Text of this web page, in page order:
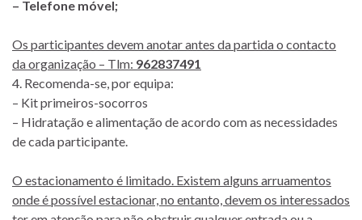
– Telefone móvel;
Os participantes devem anotar antes da partida o contacto
da organização – Tlm: 962837491
4. Recomenda-se, por equipa:
– Kit primeiros-socorros
– Hidratação e alimentação de acordo com as necessidades
de cada participante.
O estacionamento é limitado. Existem alguns arruamentos
onde é possível estacionar, no entanto, devem os interessados